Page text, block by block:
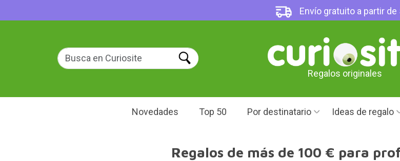
Envío gratuito a partir de
Regalos originales
Novedades Top 50 Por destinatario Ideas de regalo
Regalos de más de 100 € para